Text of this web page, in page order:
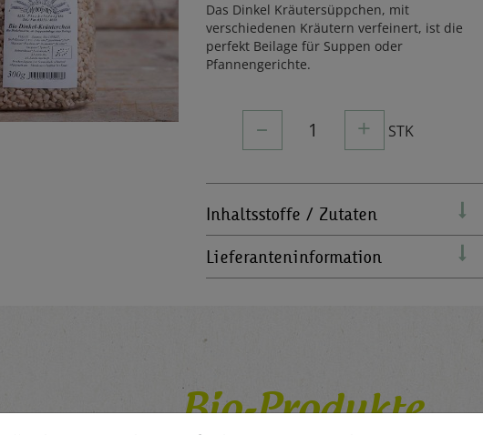
Das Dinkel Kräutersüppchen, mit
verschiedenen Kräutern verfeinert, ist die
perfekt Beilage für Suppen oder
Pfannengerichte.
– 1 + STK
Inhaltsstoffe / Zutaten
Lieferanteninformation
Bio-Produkte